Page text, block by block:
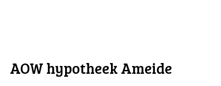
AOW hypotheek Ameide